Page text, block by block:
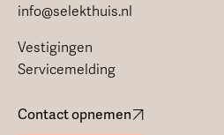
info@selekthuis.nl
Vestigingen
Servicemelding
Contact opnemen